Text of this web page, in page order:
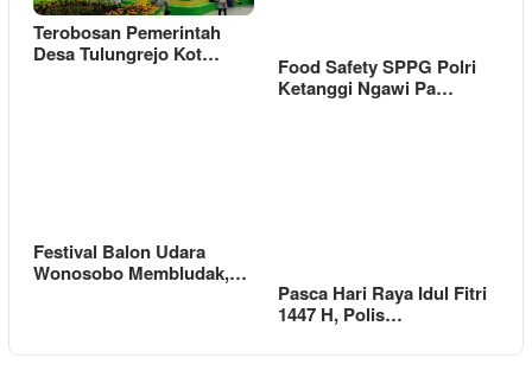
Terobosan Pemerintah
Desa Tulungrejo Kot…
Food Safety SPPG Polri
Ketanggi Ngawi Pa…
Festival Balon Udara
Wonosobo Membludak,…
Pasca Hari Raya Idul Fitri
1447 H, Polis…